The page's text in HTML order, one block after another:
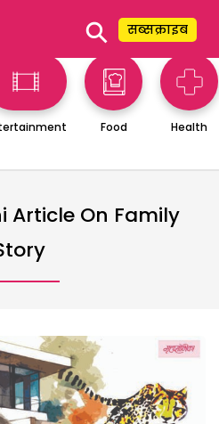
⚲ सब्सक्राइब
Food Health
Article On Family